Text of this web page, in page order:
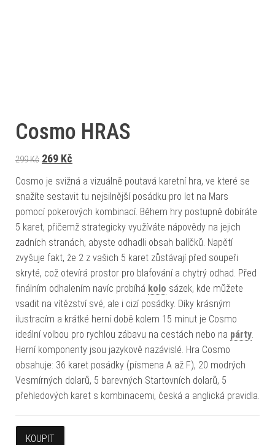
Cosmo HRAS
299Kč Původní cena byla: 299 Kč.
269 Kč
Cosmo je svižná a vizuálně poutavá karetní hra, ve které se
snažíte sestavit tu nejsilnější posádku pro let na Mars
pomocí pokerových kombinací. Během hry postupně dobíráte
5 karet, přičemž strategicky využíváte nápovědy na jejich
zadních stranách, abyste odhadli obsah balíčků. Napětí
zvyšuje fakt, že 2 z vašich 5 karet zůstávají před soupeři
skryté, což otevírá prostor pro blafování a chytrý odhad. Před
finálním odhalením navíc probíhá kolo sázek, kde můžete
vsadit na vítězství své, ale i cizí posádky. Díky krásným
ilustracím a krátké herní době kolem 15 minut je Cosmo
ideální volbou pro rychlou zábavu na cestách nebo na párty
Herní komponenty jsou jazykově nazávislé. Hra Cosmo
obsahuje: 36 karet posádky (písmena A až F), 20 modrých
Vesmírných dolarů, 5 barevných Startovních dolarů, 5
přehledových karet s kombinacemi, česká a anglická pravidla.
KOUPIT